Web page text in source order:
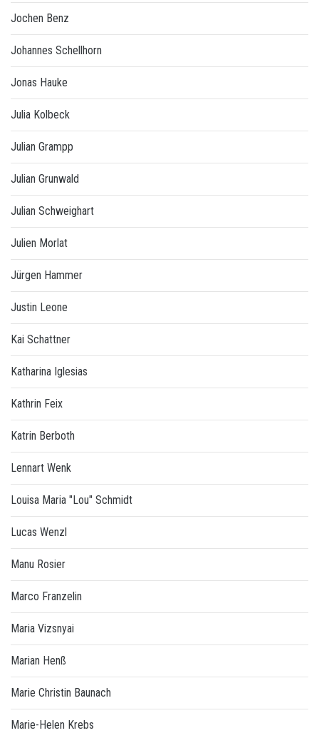
Jochen Benz
Johannes Schellhorn
Jonas Hauke
Julia Kolbeck
Julian Grampp
Julian Grunwald
Julian Schweighart
Julien Morlat
Jürgen Hammer
Justin Leone
Kai Schattner
Katharina Iglesias
Kathrin Feix
Katrin Berboth
Lennart Wenk
Louisa Maria "Lou" Schmidt
Lucas Wenzl
Manu Rosier
Marco Franzelin
Maria Vizsnyai
Marian Henß
Marie Christin Baunach
Marie-Helen Krebs